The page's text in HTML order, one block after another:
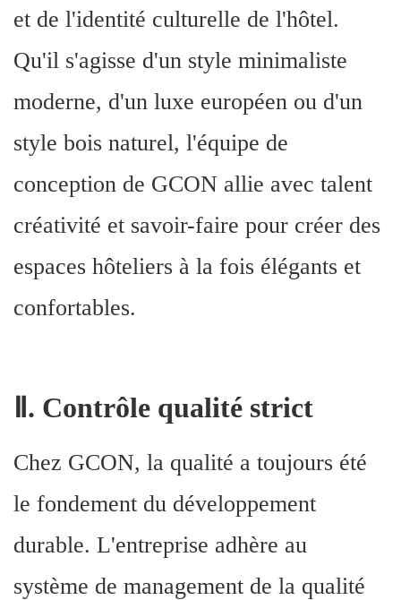
et de l'identité culturelle de l'hôtel.
Qu'il s'agisse d'un style minimaliste
moderne, d'un luxe européen ou d'un
style bois naturel, l'équipe de
conception de GCON allie avec talent
créativité et savoir-faire pour créer des
espaces hôteliers à la fois élégants et
confortables.
Ⅱ. Contrôle qualité strict
Chez GCON, la qualité a toujours été
le fondement du développement
durable. L'entreprise adhère au
système de management de la qualité